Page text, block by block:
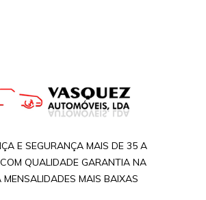
E SEGURANÇA MAIS DE 35 A
QUALIDADE GARANTIA NA
MENSALIDADES MAIS BAIXAS